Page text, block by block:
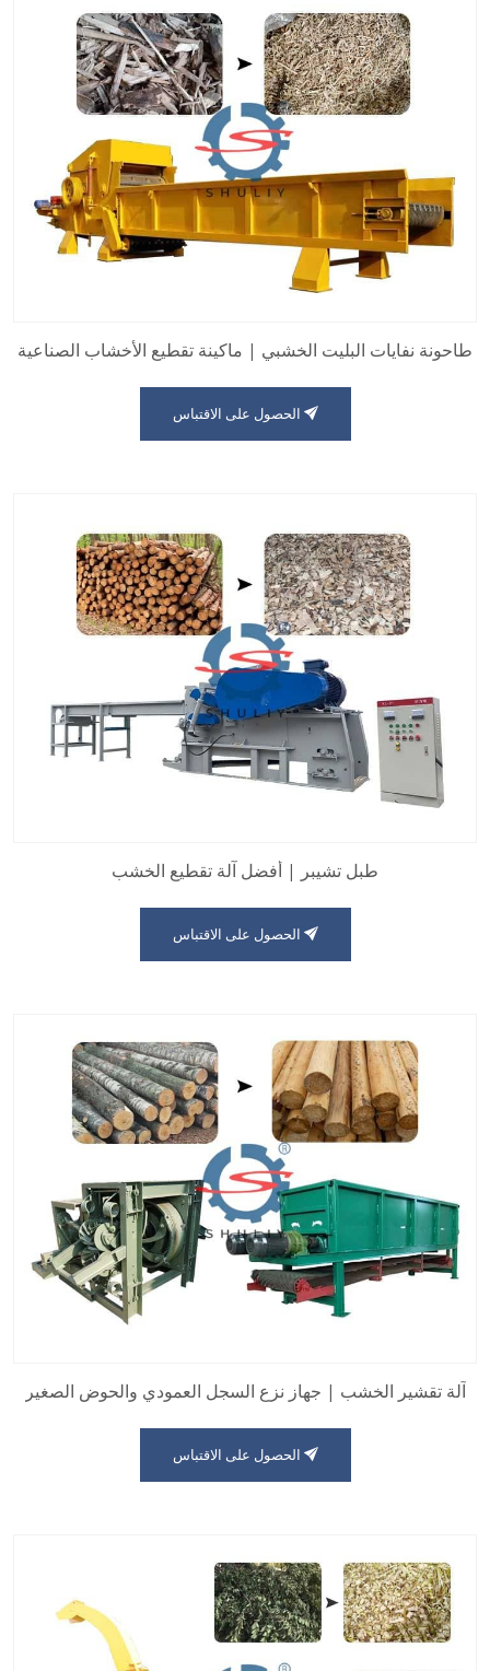
طاحونة نفايات البليت الخشبي | ماكينة تقطيع الأخشاب الصناعية
الحصول على الاقتباس
طبل تشيبر | أفضل آلة تقطيع الخشب
الحصول على الاقتباس
آلة تقشير الخشب | جهاز نزع السجل العمودي والحوض الصغير
الحصول على الاقتباس